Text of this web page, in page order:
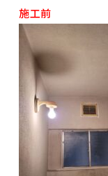
施工前